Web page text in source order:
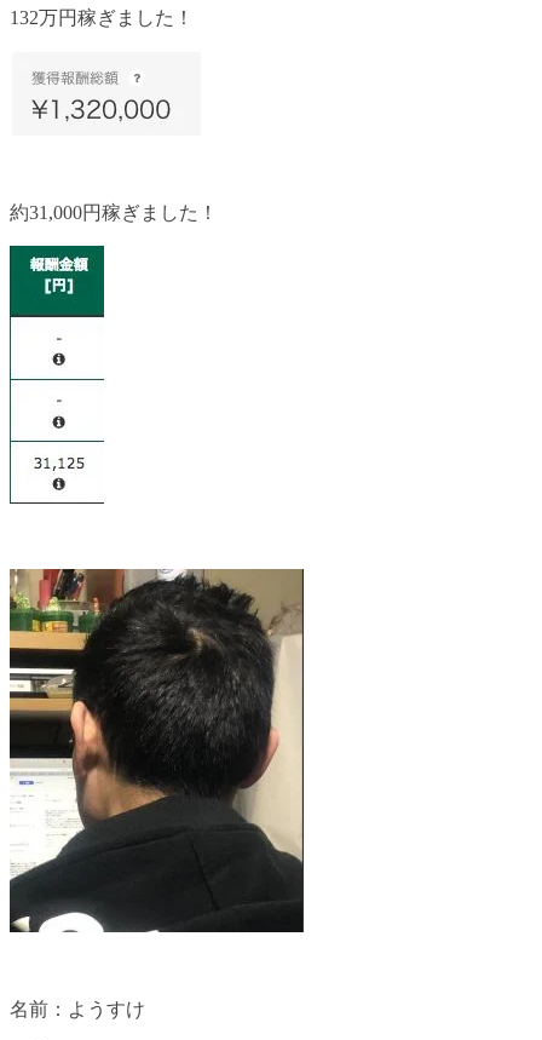
132万円稼ぎました！
約31,000円稼ぎました！
名前：ようすけ